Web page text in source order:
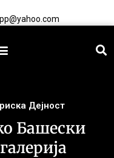
Дејност
Башески